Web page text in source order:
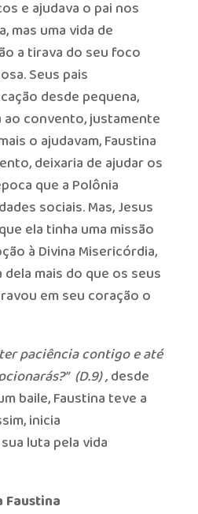
e ajudava o pai nos
mas uma vida de
a tirava do seu foco
Seus pais
desde pequena,
ao convento, justamente
o ajudavam, Faustina
deixaria de ajudar os
que a Polônia
sociais. Mas, Jesus
ela tinha uma missão
à Divina Misericórdia,
mais do que os seus
em seu coração o
paciência contigo e até
(D.9) ,desde
baile, Faustina teve a
inicia
luta pela vida